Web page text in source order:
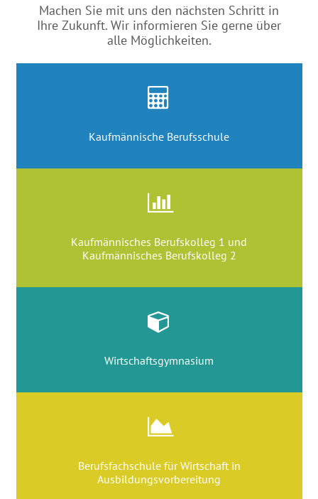
Machen Sie mit uns den nächsten Schritt in
Ihre Zukunft. Wir informieren Sie gerne über
alle Möglichkeiten.
Kaufmännische Berufsschule
Kaufmännisches Berufskolleg 1 und
Kaufmännisches Berufskolleg 2
Wirtschaftsgymnasium
Berufsfachschule für Wirtschaft in
Ausbildungsvorbereitung